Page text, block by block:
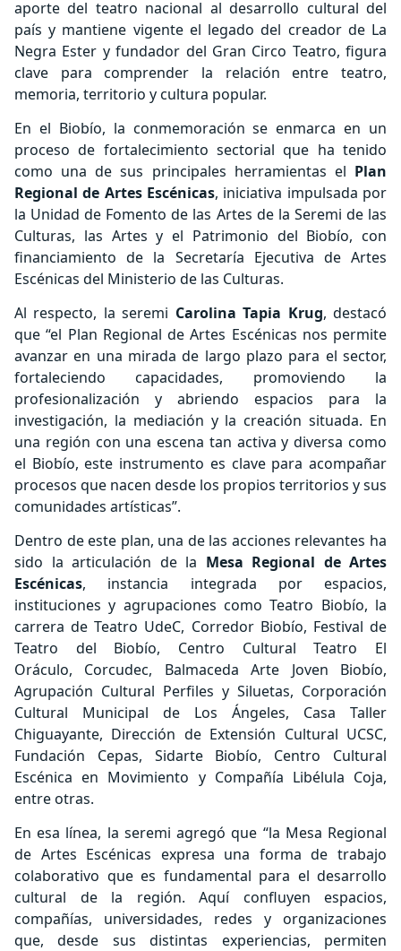
aporte del teatro nacional al desarrollo cultural del
país y mantiene vigente el legado del creador de La
Negra Ester y fundador del Gran Circo Teatro, figura
clave para comprender la relación entre teatro,
memoria, territorio y cultura popular.
En el Biobío, la conmemoración se enmarca en un
proceso de fortalecimiento sectorial que ha tenido
como una de sus principales herramientas el Plan
Regional de Artes Escénicas, iniciativa impulsada por
la Unidad de Fomento de las Artes de la Seremi de las
Culturas, las Artes y el Patrimonio del Biobío, con
financiamiento de la Secretaría Ejecutiva de Artes
Escénicas del Ministerio de las Culturas.
Al respecto, la seremi Carolina Tapia Krug, destacó
que “el Plan Regional de Artes Escénicas nos permite
avanzar en una mirada de largo plazo para el sector,
fortaleciendo capacidades, promoviendo la
profesionalización y abriendo espacios para la
investigación, la mediación y la creación situada. En
una región con una escena tan activa y diversa como
el Biobío, este instrumento es clave para acompañar
procesos que nacen desde los propios territorios y sus
comunidades artísticas”.
Dentro de este plan, una de las acciones relevantes ha
sido la articulación de la Mesa Regional de Artes
Escénicas, instancia integrada por espacios,
instituciones y agrupaciones como Teatro Biobío, la
carrera de Teatro UdeC, Corredor Biobío, Festival de
Teatro del Biobío, Centro Cultural Teatro El
Oráculo, Corcudec, Balmaceda Arte Joven Biobío,
Agrupación Cultural Perfiles y Siluetas, Corporación
Cultural Municipal de Los Ángeles, Casa Taller
Chiguayante, Dirección de Extensión Cultural UCSC,
Fundación Cepas, Sidarte Biobío, Centro Cultural
Escénica en Movimiento y Compañía Libélula Coja,
entre otras.
En esa línea, la seremi agregó que “la Mesa Regional
de Artes Escénicas expresa una forma de trabajo
colaborativo que es fundamental para el desarrollo
cultural de la región. Aquí confluyen espacios,
compañías, universidades, redes y organizaciones
que, desde sus distintas experiencias, permiten